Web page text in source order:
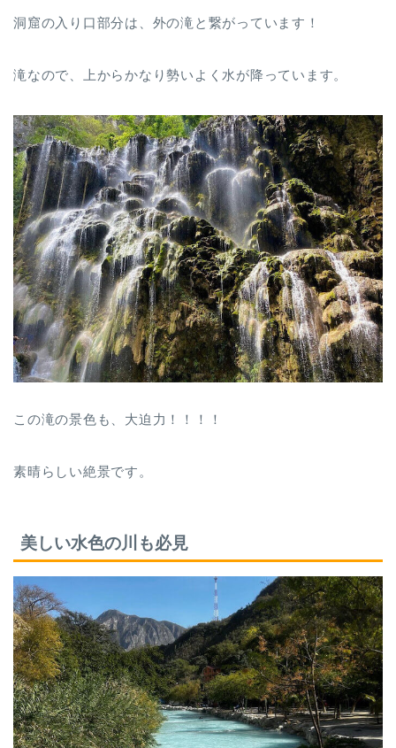
洞窟の入り口部分は、外の滝と繋がっています！
滝なので、上からかなり勢いよく水が降っています。
この滝の景色も、大迫力！！！！
素晴らしい絶景です。
美しい水色の川も必見